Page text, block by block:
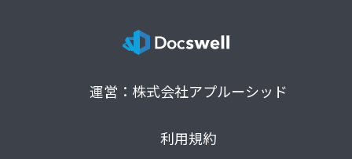
運営：株式会社アプルーシッド
利用規約